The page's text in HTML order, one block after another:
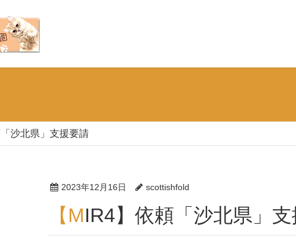
「沙北県」支援要請
2023年12月16日 scottishfold
【MIR4】依頼「沙北県」